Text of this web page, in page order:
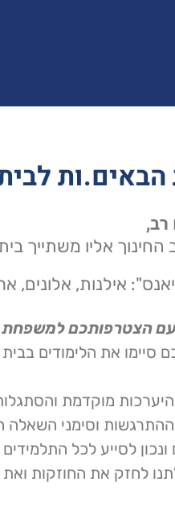
הבאים.ות
רב,
אליו משתייך
אילנות, אלונים,
עם הצטרפותכם
את הלימודים
מוקדמת
ההתרגשות וסימני
לסייע לכל
לחזק את החוזקות ואת